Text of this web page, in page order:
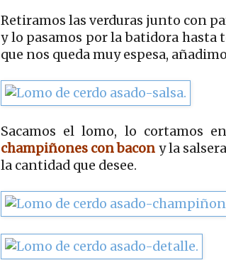
Retiramos las verduras junto con
y lo pasamos por la batidora hasta
que nos queda muy espesa,
Sacamos el lomo, lo cortamos
champiñones con bacon y la
la cantidad que desee.